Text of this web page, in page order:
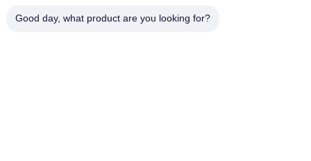
Good day, what product are you looking for?